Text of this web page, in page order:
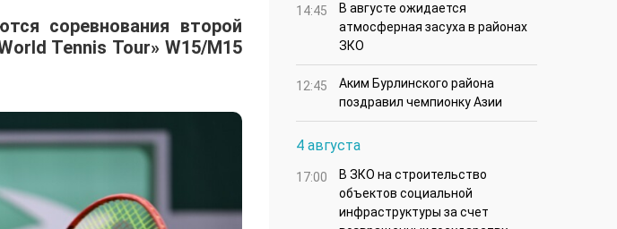
соревнования второй
Tennis Tour» W15/M15
14:45
В августе ожидается
атмосферная засуха в районах
ЗКО
12:45
Аким Бурлинского района
поздравил чемпионку Азии
4 августа
17:00
В ЗКО на строительство
объектов социальной
инфраструктуры за счет